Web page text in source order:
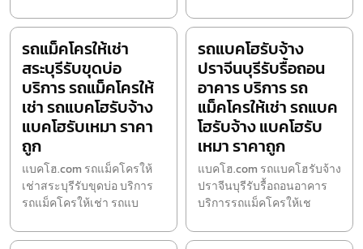
รถแม็คโครให้เช่า
สระบุรีรับขุดบ่อ
บริการ รถแม็คโครให้
เช่า รถแบคโฮรับจ้าง
แบคโฮรับเหมา ราคา
ถูก
แบคโฮ.com รถแม็คโครให้
เช่าสระบุรีรับขุดบ่อ บริการ
รถแม็คโครให้เช่า รถแบ
รถแบคโฮรับจ้าง
ปราจีนบุรีรับรื้อถอน
อาคาร บริการ รถ
แม็คโครให้เช่า รถแบค
โฮรับจ้าง แบคโฮรับ
เหมา ราคาถูก
แบคโฮ.com รถแบคโฮรับจ้าง
ปราจีนบุรีรับรื้อถอนอาคาร
บริการรถแม็คโครให้เช